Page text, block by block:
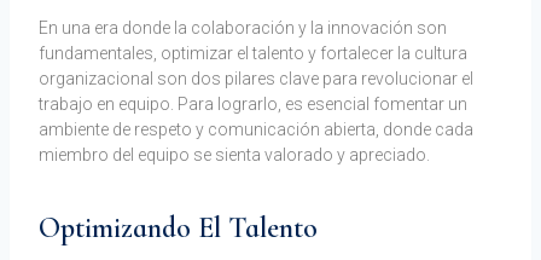
En una era donde la colaboración y la innovación son
fundamentales, optimizar el talento y fortalecer la cultura
organizacional son dos pilares clave para revolucionar el
trabajo en equipo. Para lograrlo, es esencial fomentar un
ambiente de respeto y comunicación abierta, donde cada
miembro del equipo se sienta valorado y apreciado.
Optimizando El Talento